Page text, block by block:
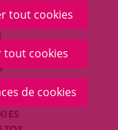
tout cookies
tout cookies
de cookies
externa.
ENLACE
A
UNA
APLICACIÓN
EXTERNA.